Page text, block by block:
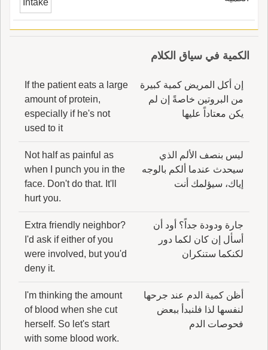
الكمية في سياق الكلام
إن أكل المريض كمية كبيرة
من البروتين خاصةً إن لم
يكن معتاداً عليها
If the patient eats a large
amount of protein,
especially if he's not
used to it
ليس بنصف الألم الذي
سيحدث عندما ألكم بالوجه
إياك، سيؤلمك أنت
Not half as painful as
when I punch you in the
face. Don't do that. It'll
hurt you.
جارة ودودة جداً؟ أود أن
أسأل إن كان لكما دور
لكنكما ستنكران
Extra friendly neighbor?
I'd ask if either of you
were involved, but you'd
deny it.
أظن كمية الدم عند جرحها
لنفسها لذا فلنبدأ ببعض
فحوصات الدم
I'm thinking the amount
of blood when she cut
herself. So let's start
with some blood work.